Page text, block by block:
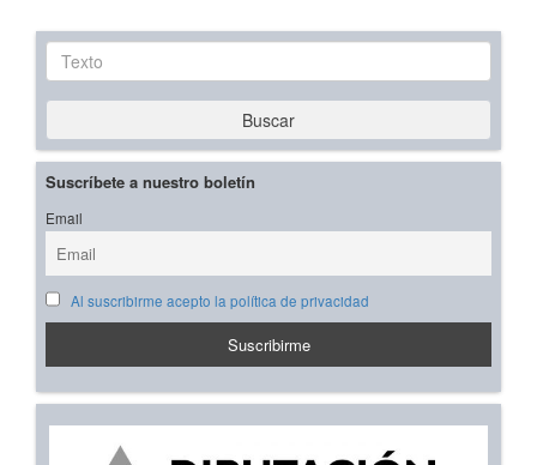
Texto
Buscar
Suscríbete a nuestro boletín
Email
Al suscribirme acepto la política de privacidad